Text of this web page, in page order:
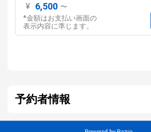
¥ 6,500 〜
*金額はお支払い画面の
表示内容に準じます。
予約者情報